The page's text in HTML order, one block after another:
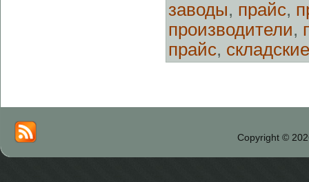
заводы, прайс,
производители,
прайс,
Copyright ©